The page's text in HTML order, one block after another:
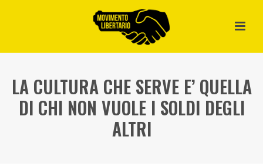
LA CULTURA CHE SERVE E’ QUELLA
DI CHI NON VUOLE I SOLDI DEGLI
ALTRI